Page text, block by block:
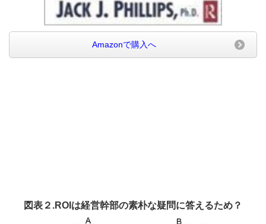
Amazonで購入へ
図表２.ROIは経営幹部の素朴な疑問に答えるため？